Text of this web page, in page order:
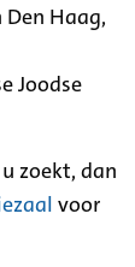
Haag,
Joodse
zoekt, dan
voor